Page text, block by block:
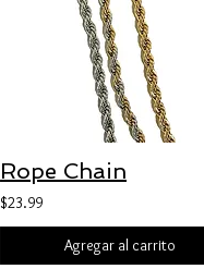
Rope Chain
$23.99
Agregar al carrito